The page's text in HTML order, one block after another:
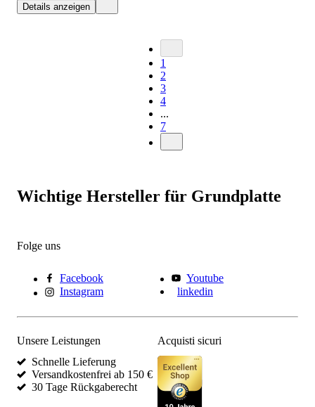
Details anzeigen
1
2
3
4
...
7
Wichtige Hersteller für Grundplatte
Folge uns
Facebook
Youtube
Instagram
linkedin
Unsere Leistungen
Schnelle Lieferung
Versandkostenfrei ab 150 €
30 Tage Rückgaberecht
Acquisti sicuri